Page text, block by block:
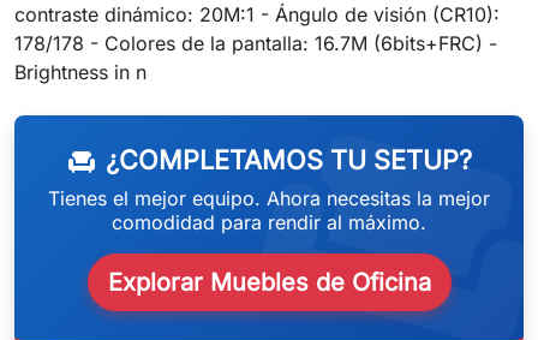
contraste dinámico: 20M:1 - Ángulo de visión (CR10):
178/178 - Colores de la pantalla: 16.7M (6bits+FRC) -
Brightness in n
chair ¿COMPLETAMOS TU SETUP?
Tienes el mejor equipo. Ahora necesitas la mejor
comodidad para rendir al máximo.
Explorar Muebles de Oficina